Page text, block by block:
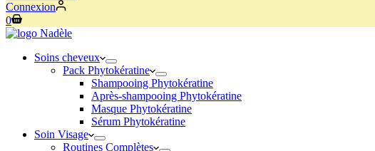
Connexion
0
Soins cheveux
Pack Phytokératine
Shampooing Phytokératine
Après-shampooing Phytokératine
Masque Phytokératine
Sérum Phytokératine
Soin Visage
Routines Complètes